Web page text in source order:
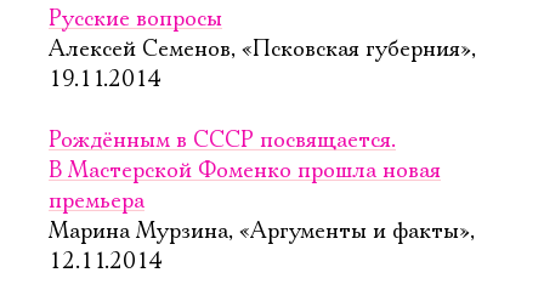
Русские вопросы
Алексей Семенов, «Псковская губерния»,
19.11.2014
Рождённым в СССР посвящается.
В Мастерской Фоменко прошла новая
премьера
Марина Мурзина, «Аргументы и факты»,
12.11.2014